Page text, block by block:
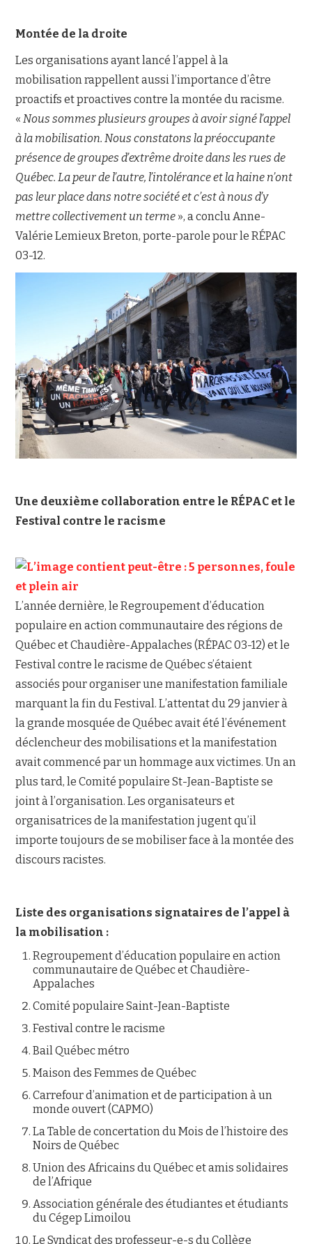
Montée de la droite
Les organisations ayant lancé l’appel à la
mobilisation rappellent aussi l’importance d’être
proactifs et proactives contre la montée du racisme.
«Nous sommes plusieurs groupes à avoir signé l’appel
à la mobilisation. Nous constatons la préoccupante
présence de groupes d’extrême droite dans les rues de
Québec. La peur de l’autre, l’intolérance et la haine n’ont
pas leur place dans notre société et c’est à nous d’y
mettre collectivement un terme », a conclu Anne-
Valérie Lemieux Breton, porte-parole pour le RÉPAC
03-12.
Une deuxième collaboration entre le RÉPAC et le
Festival contre le racisme
L’année dernière, le Regroupement d’éducation
populaire en action communautaire des régions de
Québec et Chaudière-Appalaches (RÉPAC 03-12) et le
Festival contre le racisme de Québec s’étaient
associés pour organiser une manifestation familiale
marquant la fin du Festival. L’attentat du 29 janvier à
la grande mosquée de Québec avait été l’événement
déclencheur des mobilisations et la manifestation
avait commencé par un hommage aux victimes. Un an
plus tard, le Comité populaire St-Jean-Baptiste se
joint à l’organisation. Les organisateurs et
organisatrices de la manifestation jugent qu’il
importe toujours de se mobiliser face à la montée des
discours racistes.
Liste des organisations signataires de l’appel à
la mobilisation :
Regroupement d’éducation populaire en action
communautaire de Québec et Chaudière-
Appalaches
Comité populaire Saint-Jean-Baptiste
Festival contre le racisme
Bail Québec métro
Maison des Femmes de Québec
Carrefour d’animation et de participation à un
monde ouvert (CAPMO)
La Table de concertation du Mois de l’histoire des
Noirs de Québec
Union des Africains du Québec et amis solidaires
de l’Afrique
Association générale des étudiantes et étudiants
du Cégep Limoilou
Le Syndicat des professeur-e-s du Collège